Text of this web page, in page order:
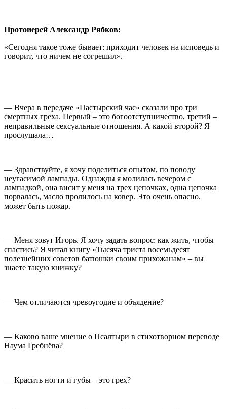
Протоиерей Александр Рябков:
«Сегодня такое тоже бывает: приходит человек на исповедь и
говорит, что ничем не согрешил».
— Вчера в передаче «Пастырский час» сказали про три
смертных греха. Первый – это богоотступничество, третий –
неправильные сексуальные отношения. А какой второй? Я
прослушала…
— Здравствуйте, я хочу поделиться опытом, по поводу
неугасимой лампады. Однажды я молилась вечером с
лампадкой, она висит у меня на трех цепочках, одна цепочка
порвалась, масло пролилось на ковер. Это очень опасно,
может быть пожар.
— Меня зовут Игорь. Я хочу задать вопрос: как жить, чтобы
спастись? Я читал книгу «Тысяча триста восемьдесят
полезнейших советов батюшки своим прихожанам» – вы
знаете такую книжку?
— Чем отличаются чревоугодие и объядение?
— Каково ваше мнение о Псалтыри в стихотворном переводе
Наума Гребнёва?
— Красить ногти и губы – это грех?